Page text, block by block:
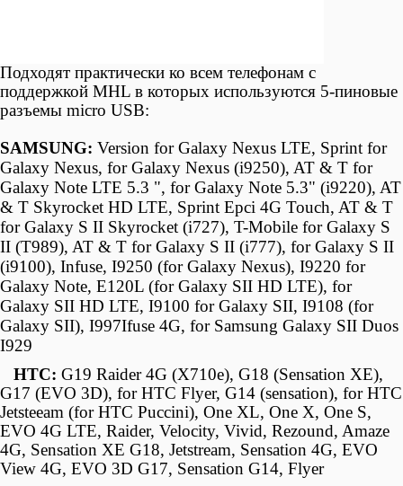
Подходят практически ко всем телефонам с
поддержкой MHL в которых используются 5-пиновые
разъемы micro USB:
SAMSUNG: Version for Galaxy Nexus LTE, Sprint for
Galaxy Nexus, for Galaxy Nexus (i9250), AT & T for
Galaxy Note LTE 5.3 ", for Galaxy Note 5.3" (i9220), AT
& T Skyrocket HD LTE, Sprint Epci 4G Touch, AT & T
for Galaxy S II Skyrocket (i727), T-Mobile for Galaxy S
II (T989), AT & T for Galaxy S II (i777), for Galaxy S II
(i9100), Infuse, I9250 (for Galaxy Nexus), I9220 for
Galaxy Note, E120L (for Galaxy SII HD LTE), for
Galaxy SII HD LTE, I9100 for Galaxy SII, I9108 (for
Galaxy SII), I997Ifuse 4G, for Samsung Galaxy SII Duos
I929
HTC: G19 Raider 4G (X710e), G18 (Sensation XE),
G17 (EVO 3D), for HTC Flyer, G14 (sensation), for HTC
Jetsteeam (for HTC Puccini), One XL, One X, One S,
EVO 4G LTE, Raider, Velocity, Vivid, Rezound, Amaze
4G, Sensation XE G18, Jetstream, Sensation 4G, EVO
View 4G, EVO 3D G17, Sensation G14, Flyer